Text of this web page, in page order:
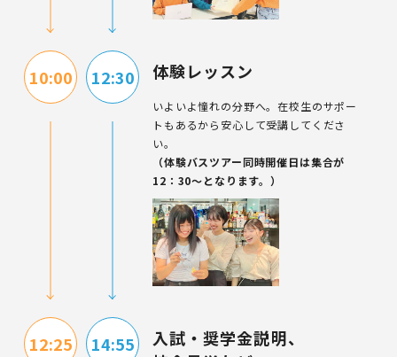
10:00 12:30 体験レッスン
いよいよ憧れの分野へ。在校生のサポー
トもあるから安心して受講してくださ
い。
（体験バスツアー同時開催日は集合が
12：30～となります。）
12:25 14:55
入試・奨学金説明、